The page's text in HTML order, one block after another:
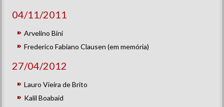
04/11/2011
Arvelino Bini
Frederico Fabiano Clausen (em memória)
27/04/2012
Lauro Vieira de Brito
Kalil Boabaid